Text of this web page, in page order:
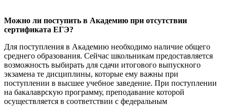
Можно ли поступить в Академию при отсутствии
сертификата ЕГЭ?
Для поступления в Академию необходимо наличие общего
среднего образования. Сейчас школьникам предоставляется
возможность выбирать для сдачи итогового выпускного
экзамена те дисциплины, которые ему важны при
поступлении в высшее учебное заведение. При поступлении
на бакалаврскую программу, преподавание которой
осуществляется в соответствии с федеральным